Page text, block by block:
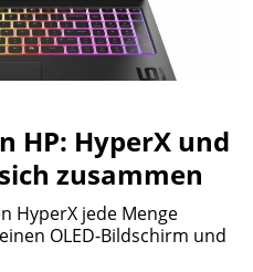
HP: HyperX und
zusammen
HyperX jede Menge
OLED-Bildschirm und